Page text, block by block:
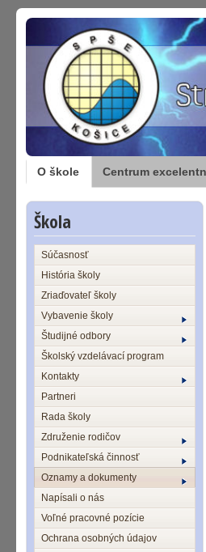
O škole Centrum
Škola
Súčasnosť
História školy
Zriaďovateľ školy
Vybavenie školy
Študijné odbory
Školský vzdelávací program
Kontakty
Partneri
Rada školy
Združenie rodičov
Podnikateľská činnosť
Oznamy a dokumenty
Napísali o nás
Voľné pracovné pozície
Ochrana osobných údajov